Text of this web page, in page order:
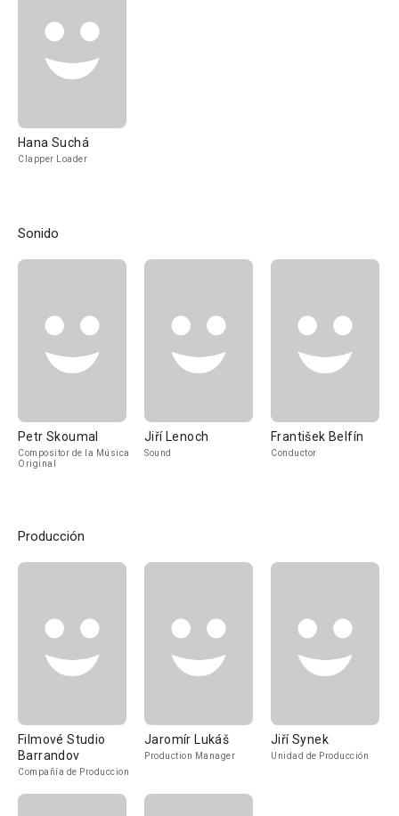
Hana Suchá
Clapper Loader
Sonido
Petr Skoumal
Compositor de la Música
Original
Jiří Lenoch
Sound
František Belfín
Conductor
Producción
Filmové Studio
Barrandov
Compañía de Produccion
Jaromír Lukáš
Production Manager
Jiří Synek
Unidad de Producción